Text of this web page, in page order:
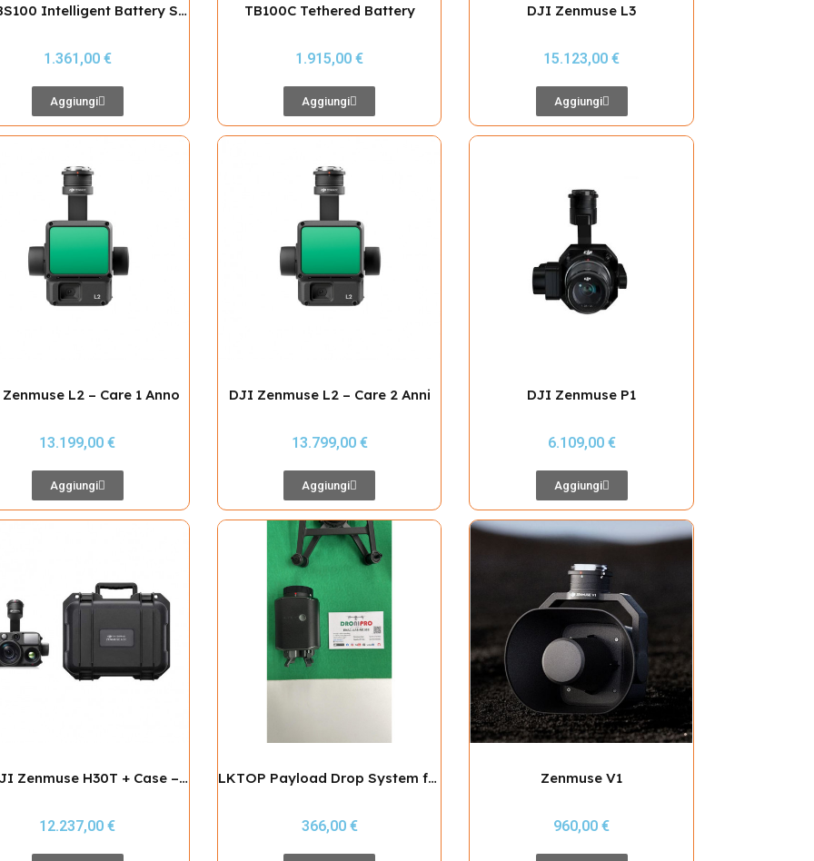
DJI BS100 Intelligent Battery Station (Matrice 400)
1.361,00 €
Aggiungi
TB100C Tethered Battery
1.915,00 €
Aggiungi
DJI Zenmuse L3
15.123,00 €
Aggiungi
L2 – Care 1 Anno
13.199,00 €
Aggiungi
DJI Zenmuse L2 – Care 2 Anni
13.799,00 €
Aggiungi
DJI Zenmuse P1
6.109,00 €
Aggiungi
Kit DJI Zenmuse H30T + Case – Care 1Y
12.237,00 €
LKTOP Payload Drop System for DJI Matrice M400
366,00 €
Zenmuse V1
960,00 €